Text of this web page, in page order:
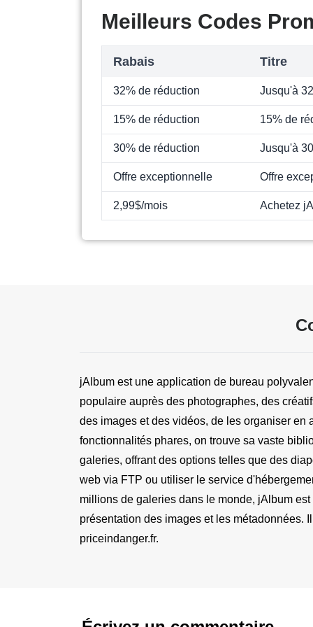
Meilleurs Codes
Rabais Titre
32% de réduction Jusqu'à
15% de réduction 15% de
30% de réduction Jusqu'à
Offre exceptionnelle Offre
2,99$/mois Achetez
jAlbum est une application de bureau
populaire auprès des photographes, des
des images et des vidéos, de les organiser
fonctionnalités phares, on trouve sa vaste
galeries, offrant des options telles que des
web via FTP ou utiliser le service
millions de galeries dans le monde, jAlbum
présentation des images et les métadonnées.
priceindanger.fr.